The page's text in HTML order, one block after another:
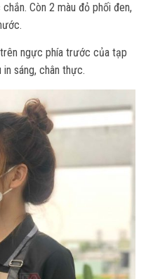
Còn 2 màu đỏ phối đen,
ngực phía trước của tạp
sáng, chân thực.